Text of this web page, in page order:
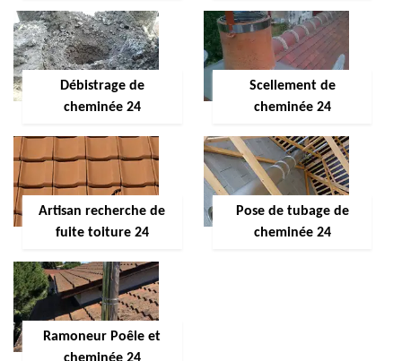
Débistrage de
cheminée 24
Scellement de
cheminée 24
Artisan recherche de
fuite toiture 24
Pose de tubage de
cheminée 24
Ramoneur Poêle et